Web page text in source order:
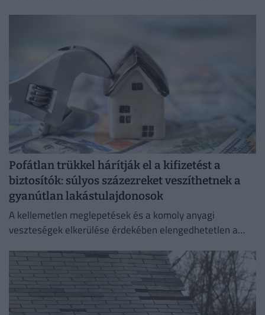
Pofátlan trükkel hárítják el a kifizetést a
biztosítók: súlyos százezreket veszíthetnek a
gyanútlan lakástulajdonosok
A kellemetlen meglepetések és a komoly anyagi
veszteségek elkerülése érdekében elengedhetetlen a